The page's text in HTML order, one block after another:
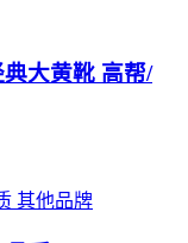
大黄靴 高帮/
其他品牌